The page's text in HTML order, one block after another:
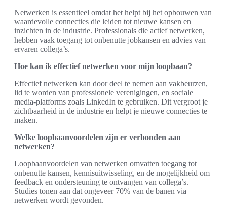
Netwerken is essentieel omdat het helpt bij het opbouwen van
waardevolle connecties die leiden tot nieuwe kansen en
inzichten in de industrie. Professionals die actief netwerken,
hebben vaak toegang tot onbenutte jobkansen en advies van
ervaren collega’s.
Hoe kan ik effectief netwerken voor mijn loopbaan?
Effectief netwerken kan door deel te nemen aan vakbeurzen,
lid te worden van professionele verenigingen, en sociale
media-platforms zoals LinkedIn te gebruiken. Dit vergroot je
zichtbaarheid in de industrie en helpt je nieuwe connecties te
maken.
Welke loopbaanvoordelen zijn er verbonden aan
netwerken?
Loopbaanvoordelen van netwerken omvatten toegang tot
onbenutte kansen, kennisuitwisseling, en de mogelijkheid om
feedback en ondersteuning te ontvangen van collega’s.
Studies tonen aan dat ongeveer 70% van de banen via
netwerken wordt gevonden.